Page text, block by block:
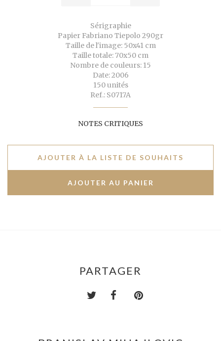
Sérigraphie
Papier Fabriano Tiepolo 290gr
Taille de l'image: 50x41 cm
Taille totale: 70x50 cm
Nombre de couleurs: 15
Date: 2006
150 unités
Ref.: S0717A
NOTES CRITIQUES
AJOUTER À LA LISTE DE SOUHAITS
PARTAGER